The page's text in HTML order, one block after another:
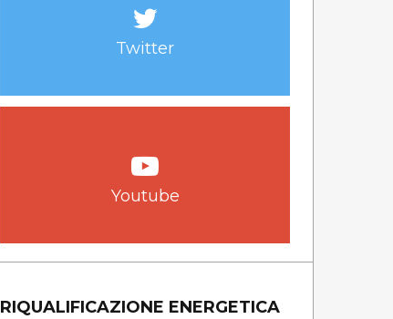
Twitter
Youtube
RIQUALIFICAZIONE ENERGETICA